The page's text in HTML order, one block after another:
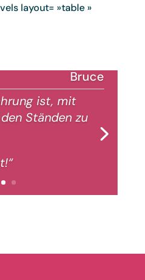
layout= »table »
Bruce
ist, mit
Ständen zu